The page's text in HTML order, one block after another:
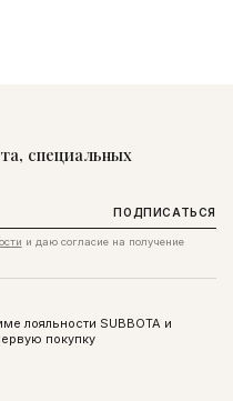
специальных
ПОДПИСАТЬСЯ
и даю согласие на получение
лояльности SUBBOTA и
покупку